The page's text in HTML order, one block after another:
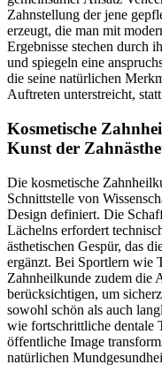
Zahnstellung der jene
erzeugt, die man mit
Ergebnisse stechen durch
und spiegeln eine
die seine natürlichen
Auftreten unterstreicht,
Kosmetische
Kunst der
Die kosmetische
Schnittstelle von
Design definiert. Die
Lächelns erfordert
ästhetischen Gespür, das
ergänzt. Bei Sportlern wie
Zahnheilkunde zudem die
berücksichtigen, um
sowohl schön als auch
wie fortschrittliche dentale
öffentliche Image
natürlichen